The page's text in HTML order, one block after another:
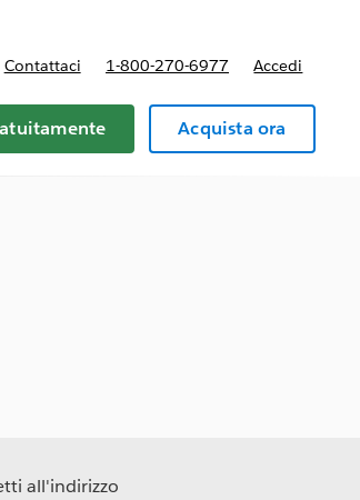
Contattaci 1-800-270-6977 Accedi
Acquista ora
all'indirizzo